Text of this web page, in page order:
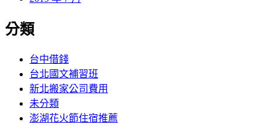
分類
台中借錢
台北國文補習班
新北搬家公司費用
未分類
澎湖花火節住宿推薦